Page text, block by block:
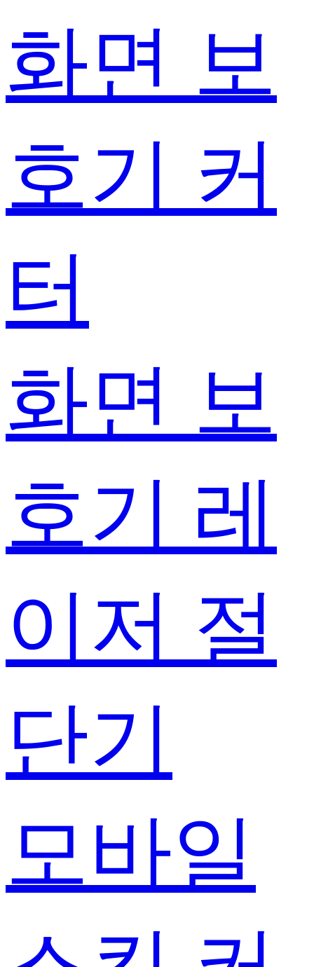
화면 보
호기 커
터
화면 보
호기 레
이저 절
단기
모바일